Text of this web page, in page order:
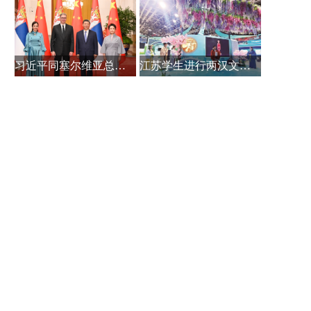
习近平同塞尔维亚总统武契奇会谈 江苏学生进行两汉文化展示